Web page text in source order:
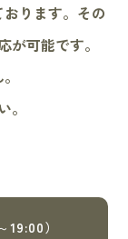
ります。 その
可能です。
19:00）